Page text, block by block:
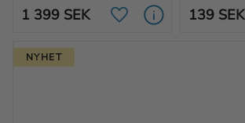
Smidig växling mellan blad
och enkel rengöring. Perfekt
1 399 SEK Lägg till i favoriter
139 SEK
NYHET